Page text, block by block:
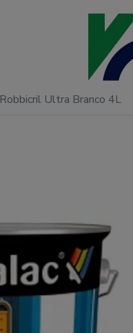
Robbicril Ultra Branco 4L